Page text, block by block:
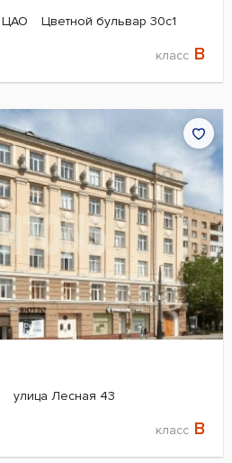
ЦАО Цветной бульвар 30с1
класс B
улица Лесная 43
класс B